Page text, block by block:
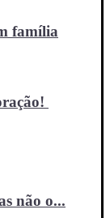
família
não o...